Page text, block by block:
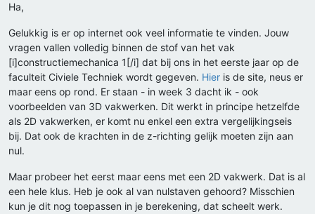
Ha,
Gelukkig is er op internet ook veel informatie te vinden. Jouw
vragen vallen volledig binnen de stof van het vak
[i]constructiemechanica 1[/i] dat bij ons in het eerste jaar op de
faculteit Civiele Techniek wordt gegeven. Hier is de site, neus er
maar eens op rond. Er staan - in week 3 dacht ik - ook
voorbeelden van 3D vakwerken. Dit werkt in principe hetzelfde
als 2D vakwerken, er komt nu enkel een extra vergelijkingseis
bij. Dat ook de krachten in de z-richting gelijk moeten zijn aan
nul.
Maar probeer het eerst maar eens met een 2D vakwerk. Dat is al
een hele klus. Heb je ook al van nulstaven gehoord? Misschien
kun je dit nog toepassen in je berekening, dat scheelt werk.